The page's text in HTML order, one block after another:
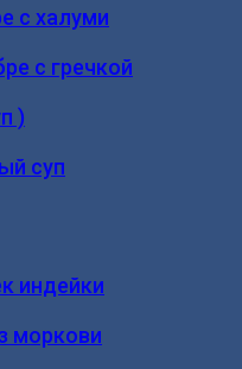
с халуми
с гречкой
)
суп
индейки
моркови